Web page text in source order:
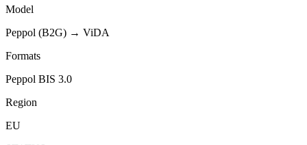
Model
Peppol (B2G) → ViDA
Formats
Peppol BIS 3.0
Region
EU